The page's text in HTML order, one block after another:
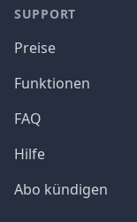
SUPPORT
Preise
Funktionen
FAQ
Hilfe
Abo kündigen